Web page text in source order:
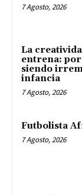
7 Agosto, 2026
La
entrena:
siendo
infancia
7 Agosto, 2026
Futbolista
7 Agosto, 2026